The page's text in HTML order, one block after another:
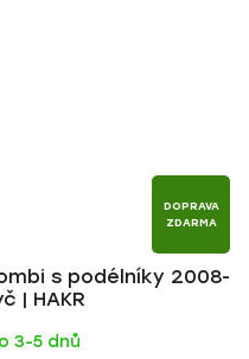
DOPRAVA
ZDARMA
s podélníky 2008-
| HAKR
3-5 dnů